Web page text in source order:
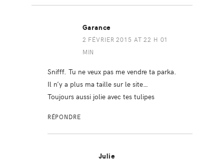
Garance
2 FÉVRIER 2015 AT 22 H 01
MIN
Snifff. Tu ne veux pas me vendre ta parka.
Il n’y a plus ma taille sur le site…
Toujours aussi jolie avec tes tulipes
RÉPONDRE
Julie